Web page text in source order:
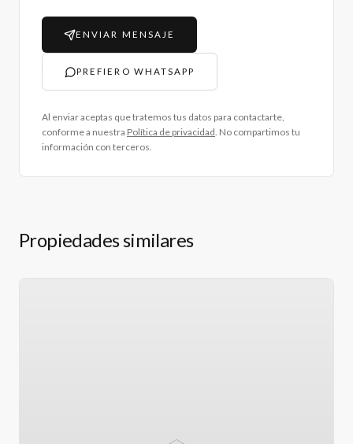
ENVIAR MENSAJE
PREFIERO WHATSAPP
Al enviar aceptas que tratemos tus datos para contactarte,
conforme a nuestra Política de privacidad. No compartimos tu
información con terceros.
Propiedades similares